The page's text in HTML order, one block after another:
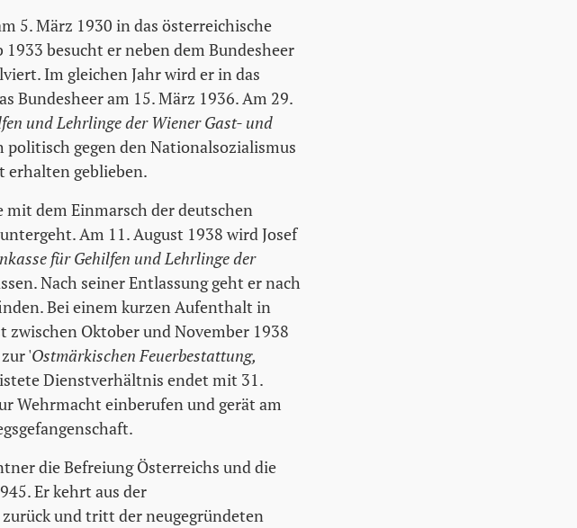
5. März 1930 in das österreichische
besucht er neben dem Bundesheer
Im gleichen Jahr wird er in das
Bundesheer am 15. März 1936. Am 29.
und Lehrlinge der Wiener Gast- und
gegen den Nationalsozialismus
erhalten geblieben.
dem Einmarsch der deutschen
Am 11. August 1938 wird Josef
für Gehilfen und Lehrlinge der
Nach seiner Entlassung geht er nach
Bei einem kurzen Aufenthalt in
zwischen Oktober und November 1938
'Ostmärkischen Feuerbestattung,
Dienstverhältnis endet mit 31.
Wehrmacht einberufen und gerät am
die Befreiung Österreichs und die
Er kehrt aus der
und tritt der neugegründeten